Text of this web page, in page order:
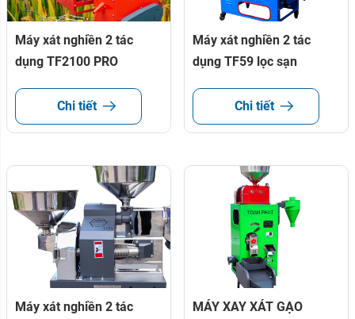
Máy xát nghiền 2 tác
dụng TF2100 PRO
Chi tiết
Máy xát nghiền 2 tác
dụng TF59 lọc sạn
Chi tiết
Máy xát nghiền 2 tác
MÁY XAY XÁT GẠO